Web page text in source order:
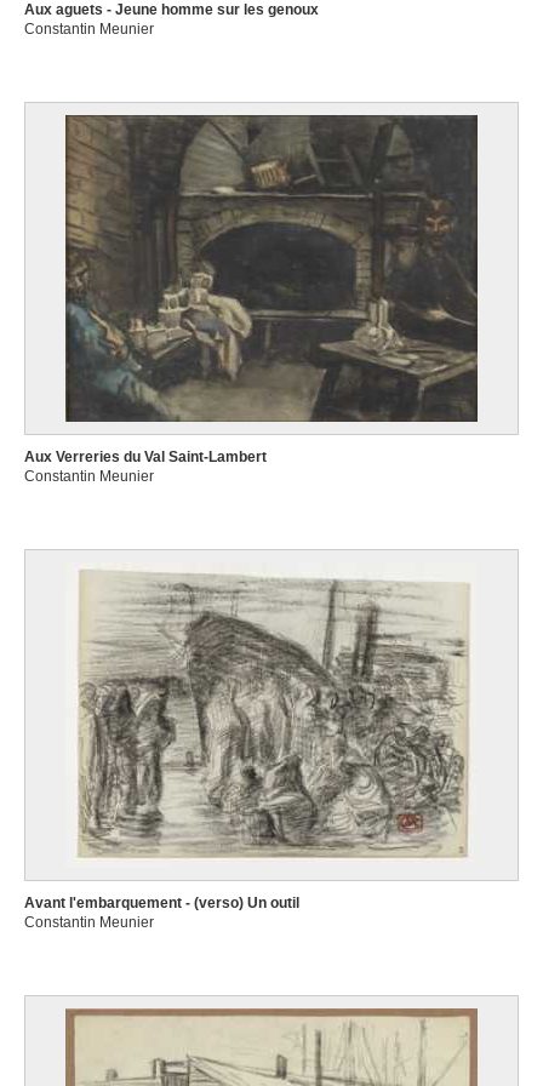
Aux aguets - Jeune homme sur les genoux
Constantin Meunier
Aux Verreries du Val Saint-Lambert
Constantin Meunier
Avant l'embarquement - (verso) Un outil
Constantin Meunier